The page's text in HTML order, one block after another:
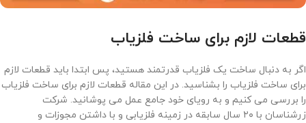
قطعات لازم برای ساخت فلزیاب
اگر به دنبال ساخت یک فلزیاب قدرتمند هستید، پس ابتدا باید قطعات لازم
برای ساخت فلزیاب را بشناسید. در این مقاله قطعات لازم برای ساخت فلزیاب
را بررسی می کنیم و به رویای خود جامع عمل می پوشانید. شرکت
زرشناسان با ۲۰ سال سابقه در زمینه فلزیابی و با داشتن مجوزات و